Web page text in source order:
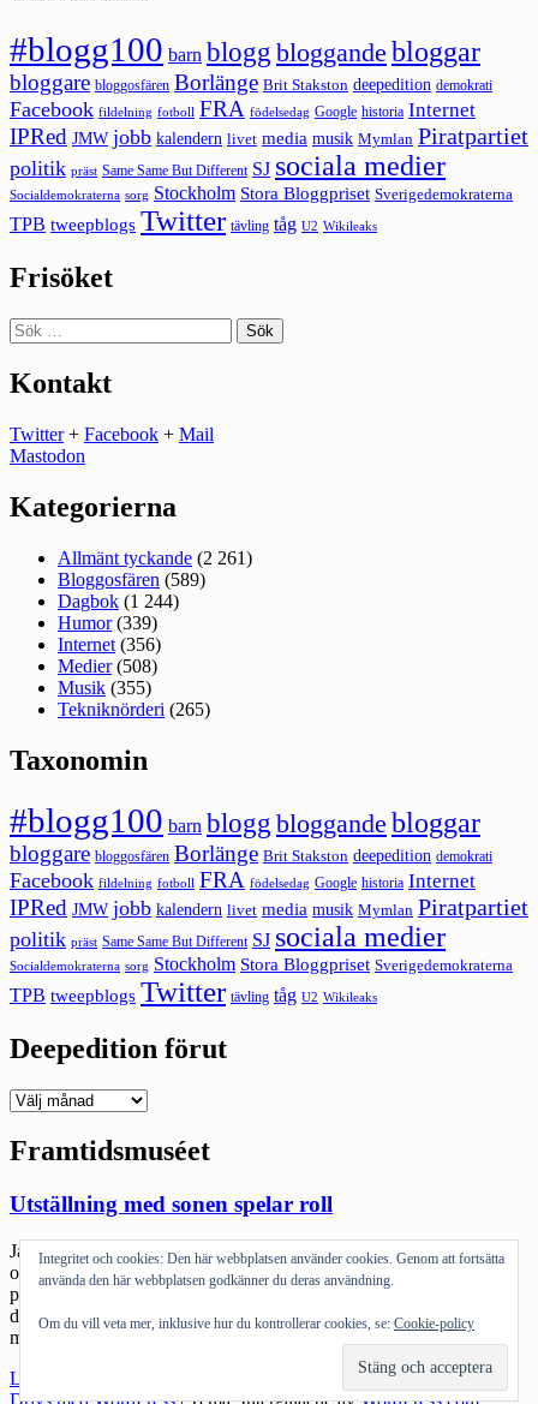
#blogg100 barn blogg bloggande bloggar
bloggare bloggosfären Borlänge Brit Stakston deepedition demokrati
Facebook fildelning fotboll FRA födelsedag Google historia Internet
IPRed JMW jobb kalendern livet media musik Mymlan Piratpartiet
politik präst Same Same But Different SJ sociala medier
Socialdemokraterna sorg Stockholm Stora Bloggpriset Sverigedemokraterna
TPB tweepblogs Twitter tävling tåg U2 Wikileaks
Frisöket
Sök
efter:
Kontakt
Twitter+ Facebook + Mail
Mastodon
Kategorierna
Allmänt tyckande (2 261)
Bloggosfären (589)
Dagbok (1 244)
Humor(339)
Internet (356)
Medier(508)
Musik (355)
Tekniknörderi (265)
Taxonomin
#blogg100 barn blogg bloggande bloggar
bloggare bloggosfären Borlänge Brit Stakston deepedition demokrati
Facebook fildelning fotboll FRA födelsedag Google historia Internet
IPRed JMW jobb kalendern livet media musik Mymlan Piratpartiet
politik präst Same Same But Different SJ sociala medier
Socialdemokraterna sorg Stockholm Stora Bloggpriset Sverigedemokraterna
TPB tweepblogs Twitter tävling tåg U2 Wikileaks
Deepedition förut
Deepedition
Framtidsmuséet
Utställning med sonen spelar roll
Jag och sonen var på Framtidsmuséet utställning ”Spela Roll” igår
och när jag nu ser att Diablo III kan släppas redan i år så tänker jag
på hur han och jag helt enkelt hittat pappa – son-aktiviteten i
datorspel. Inte för att jag spelar speciellt mycket men det intresserar
mig och han är duktig. Vi […]
Läs mer
med
Drivs med WordPress |Tema: Intergalactic avWordPress.com.
Integritet och cookies: Den här webbplatsen använder cookies. Genom att fortsätta
använda den här webbplatsen godkänner du deras användning.
Om du vill veta mer, inklusive hur du kontrollerar cookies, se: Cookie-policy